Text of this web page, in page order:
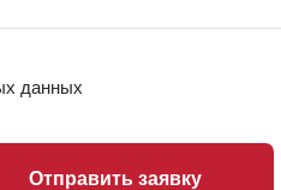
данных
Отправить заявку